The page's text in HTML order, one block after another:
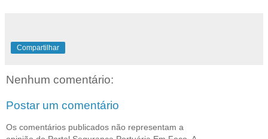
Compartilhar
Nenhum comentário:
Postar um comentário
Os comentários publicados não representam a